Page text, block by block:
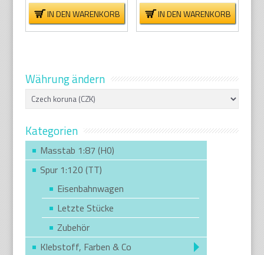
IN DEN WARENKORB IN DEN WARENKORB
Währung ändern
Kategorien
Masstab 1:87 (H0)
Spur 1:120 (TT)
Eisenbahnwagen
Letzte Stücke
Zubehör
Klebstoff, Farben & Co